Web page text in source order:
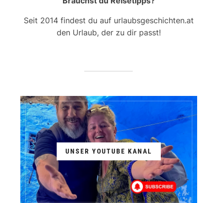
Seit 2014 findest du auf urlaubsgeschichten.at
den Urlaub, der zu dir passt!
UNSER YOUTUBE KANAL